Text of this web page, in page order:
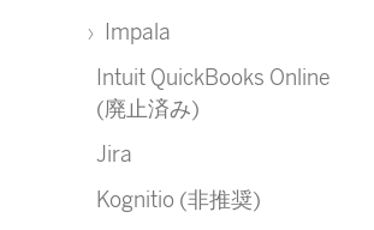
Impala
Intuit QuickBooks Online
(廃止済み)
Jira
Kognitio (非推奨)